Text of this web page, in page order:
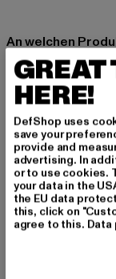
An welchen
MÄNNER
FRAUEN
E-MAIL
Informationen dazu,
in unserer
abmelden.
GREAT
HERE!
DefShop uses
save your
provide and
advertising. In
or to use cookies.
your data in the
the EU data
this, click on
agree to this.